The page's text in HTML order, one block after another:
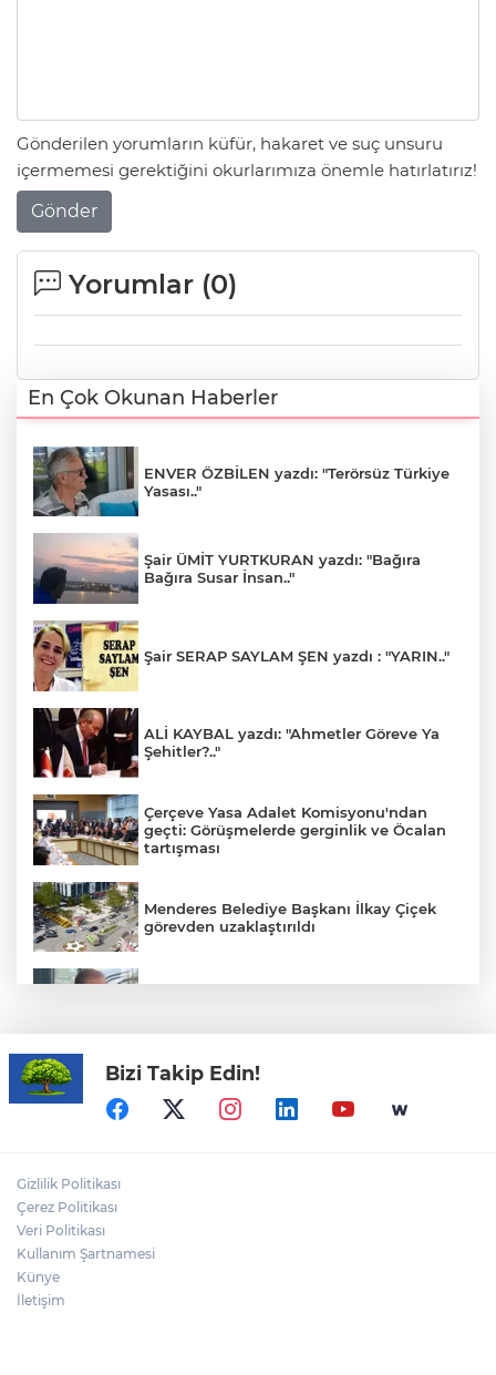
Gönderilen yorumların küfür, hakaret ve suç unsuru
içermemesi gerektiğini okurlarımıza önemle hatırlatırız!
Gönder
Yorumlar (0)
En Çok Okunan Haberler
ENVER ÖZBİLEN yazdı: "Terörsüz Türkiye
Yasası.."
Şair ÜMİT YURTKURAN yazdı: "Bağıra
Bağıra Susar İnsan.."
Şair SERAP SAYLAM ŞEN yazdı : "YARIN.."
ALİ KAYBAL yazdı: "Ahmetler Göreve Ya
Şehitler?.."
Çerçeve Yasa Adalet Komisyonu'ndan
geçti: Görüşmelerde gerginlik ve Öcalan
tartışması
Menderes Belediye Başkanı İlkay Çiçek
görevden uzaklaştırıldı
Kadınlar artık şehirlerde de söz sahibi
oluyor
Akın Gürlek: Örgüt silahları bırakacak,
Bizi Takip Edin!
Gizlilik Politikası
Çerez Politikası
Veri Politikası
Kullanım Şartnamesi
Künye
İletişim